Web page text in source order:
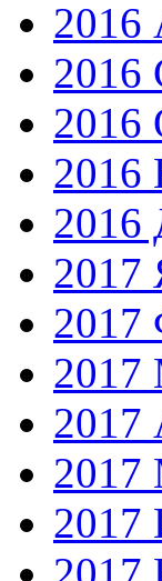
2016
2016
2016
2016
2016
2017
2017
2017
2017
2017
2017